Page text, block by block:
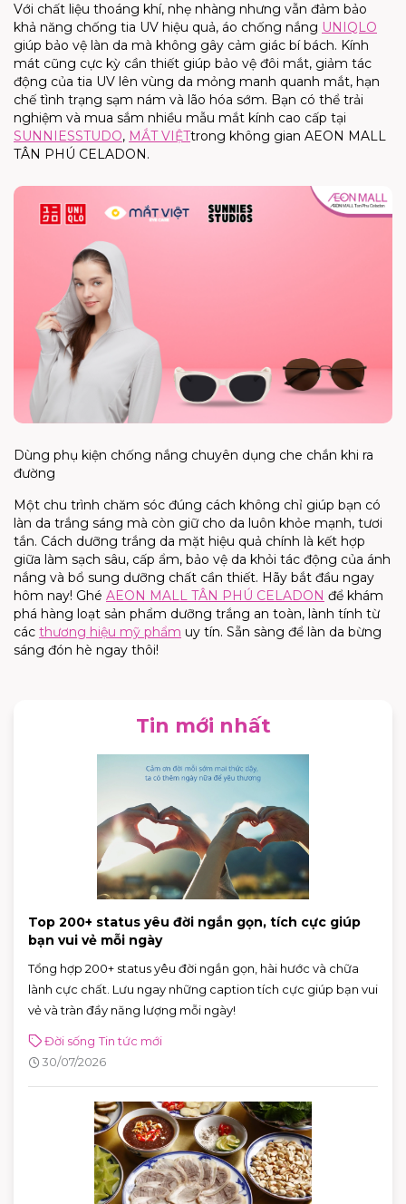
Với chất liệu thoáng khí, nhẹ nhàng nhưng vẫn đảm bảo
khả năng chống tia UV hiệu quả, áo chống nắng UNIQLO
giúp bảo vệ làn da mà không gây cảm giác bí bách. Kính
mát cũng cực kỳ cần thiết giúp bảo vệ đôi mắt, giảm tác
động của tia UV lên vùng da mỏng manh quanh mắt, hạn
chế tình trạng sạm nám và lão hóa sớm. Bạn có thể trải
nghiệm và mua sắm nhiều mẫu mắt kính cao cấp tại
SUNNIESSTUDO, MẮT VIỆTtrong không gian AEON MALL
TÂN PHÚ CELADON.
Dùng phụ kiện chống nắng chuyên dụng che chắn khi ra
đường
Một chu trình chăm sóc đúng cách không chỉ giúp bạn có
làn da trắng sáng mà còn giữ cho da luôn khỏe mạnh, tươi
tắn. Cách dưỡng trắng da mặt hiệu quả chính là kết hợp
giữa làm sạch sâu, cấp ẩm, bảo vệ da khỏi tác động của ánh
nắng và bổ sung dưỡng chất cần thiết. Hãy bắt đầu ngay
hôm nay! Ghé AEON MALL TÂN PHÚ CELADON để khám
phá hàng loạt sản phẩm dưỡng trắng an toàn, lành tính từ
các thương hiệu mỹ phẩm uy tín. Sẵn sàng để làn da bừng
sáng đón hè ngay thôi!
Tin mới nhất
Top 200+ status yêu đời ngắn gọn, tích cực giúp
bạn vui vẻ mỗi ngày
Tổng hợp 200+ status yêu đời ngắn gọn, hài hước và chữa
lành cực chất. Lưu ngay những caption tích cực giúp bạn vui
vẻ và tràn đầy năng lượng mỗi ngày!
Đời sống Tin tức mới
30/07/2026